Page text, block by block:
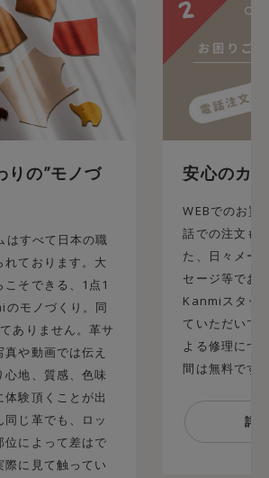
りの”モノづ
すべて日本の職
れております。大
そできる、1点1
モノづくり。同
ありません。革サ
や動画では伝え
心地、質感、色味
験頂くことが出
じ革でも、ロッ
位によって差はで
際に見て触ってい
安心のカ
WEBでのお買
話での注文も
た、日々メー
セージ等でお
Kanmiスタッ
ていただいて
よる修理につ
間は無料です